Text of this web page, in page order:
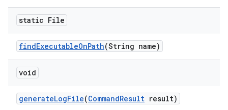
static File
findExecutableOnPath(String name)
void
generateLogFile(CommandResult result)